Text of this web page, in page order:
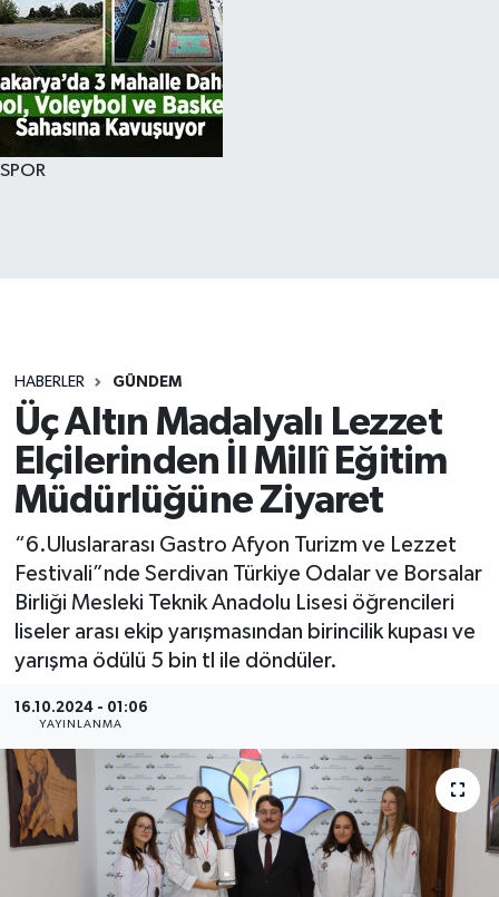
SPOR
HABERLER GÜNDEM
Üç Altın Madalyalı Lezzet
Elçilerinden İl Millî Eğitim
Müdürlüğüne Ziyaret
“6.Uluslararası Gastro Afyon Turizm ve Lezzet
Festivali”nde Serdivan Türkiye Odalar ve Borsalar
Birliği Mesleki Teknik Anadolu Lisesi öğrencileri
liseler arası ekip yarışmasından birincilik kupası ve
yarışma ödülü 5 bin tl ile döndüler.
16.10.2024 - 01:06
YAYINLANMA